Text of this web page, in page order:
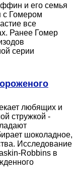
и его семья
с Гомером
все
Ранее Гомер
серии
любящих и
стружкой -
шоколадное,
Исследование
Robbins в